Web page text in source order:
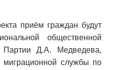
приём граждан будут
общественной
Партии Д.А. Медведева,
миграционной службы по